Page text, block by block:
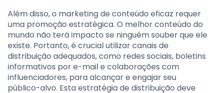
Além disso, o marketing de conteúdo eficaz requer
uma promoção estratégica. O melhor conteúdo do
mundo não terá impacto se ninguém souber que ele
existe. Portanto, é crucial utilizar canais de
distribuição adequados, como redes sociais, boletins
informativos por e-mail e colaborações com
influenciadores, para alcançar e engajar seu
público-alvo. Esta estratégia de distribuição deve